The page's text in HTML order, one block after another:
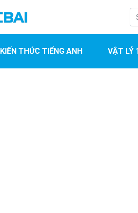
KIẾN THỨC TIẾNG ANH VẬT LÝ